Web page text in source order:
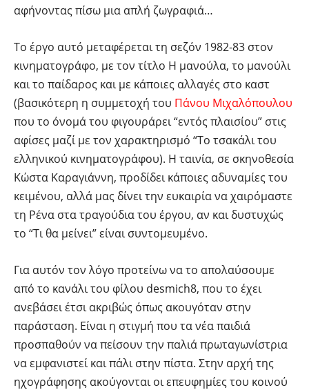
αφήνοντας πίσω μια απλή ζωγραφιά…
Το έργο αυτό μεταφέρεται τη σεζόν 1982-83 στον
κινηματογράφο, με τον τίτλο Η μανούλα, το μανούλι
και το παίδαρος και με κάποιες αλλαγές στο καστ
(βασικότερη η συμμετοχή του Πάνου Μιχαλόπουλου
που το όνομά του φιγουράρει “εντός πλαισίου” στις
αφίσες μαζί με τον χαρακτηρισμό “Το τσακάλι του
ελληνικού κινηματογράφου). Η ταινία, σε σκηνοθεσία
Κώστα Καραγιάννη, προδίδει κάποιες αδυναμίες του
κειμένου, αλλά μας δίνει την ευκαιρία να χαιρόμαστε
τη Ρένα στα τραγούδια του έργου, αν και δυστυχώς
το “Τι θα μείνει” είναι συντομευμένο.
Για αυτόν τον λόγο προτείνω να το απολαύσουμε
από το κανάλι του φίλου desmich8, που το έχει
ανεβάσει έτσι ακριβώς όπως ακουγόταν στην
παράσταση. Είναι η στιγμή που τα νέα παιδιά
προσπαθούν να πείσουν την παλιά πρωταγωνίστρια
να εμφανιστεί και πάλι στην πίστα. Στην αρχή της
ηχογράφησης ακούγονται οι επευφημίες του κοινού